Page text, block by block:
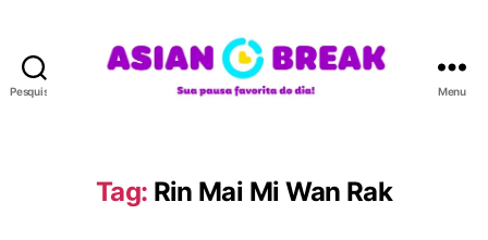
Pesquisar
A
N
Menu
Tag: Rin Mai Mi Wan Rak